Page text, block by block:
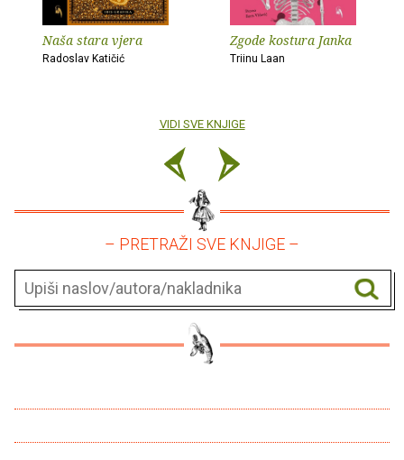
Naša stara vjera
Radoslav Katičić
Zgode kostura Janka
Triinu Laan
VIDI SVE KNJIGE
– PRETRAŽI SVE KNJIGE –